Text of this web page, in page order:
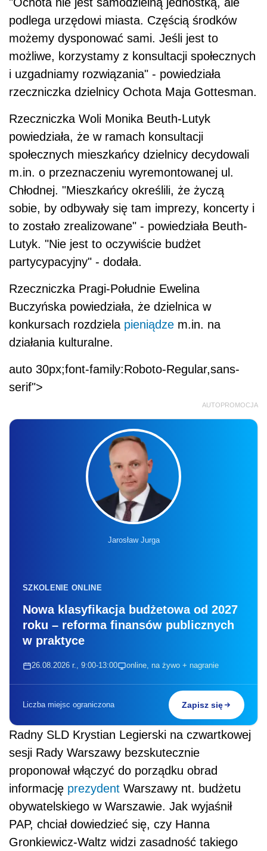
"Ochota nie jest samodzielną jednostką, ale
podlega urzędowi miasta. Częścią środków
możemy dysponować sami. Jeśli jest to
możliwe, korzystamy z konsultacji społecznych
i uzgadniamy rozwiązania" - powiedziała
rzeczniczka dzielnicy Ochota Maja Gottesman.
Rzeczniczka Woli Monika Beuth-Lutyk
powiedziała, że w ramach konsultacji
społecznych mieszkańcy dzielnicy decydowali
m.in. o przeznaczeniu wyremontowanej ul.
Chłodnej. "Mieszkańcy określili, że życzą
sobie, by odbywały się tam imprezy, koncerty i
to zostało zrealizowane" - powiedziała Beuth-
Lutyk. "Nie jest to oczywiście budżet
partycypacyjny" - dodała.
Rzeczniczka Pragi-Południe Ewelina
Buczyńska powiedziała, że dzielnica w
konkursach rozdziela pieniądze m.in. na
działania kulturalne.
auto 30px;font-family:Roboto-Regular,sans-
serif">
AUTOPROMOCJA
Jarosław Jurga
SZKOLENIE ONLINE
Nowa klasyfikacja budżetowa od 2027
roku – reforma finansów publicznych
w praktyce
26.08.2026 r., 9:00-13:00 online, na żywo + nagranie
Liczba miejsc ograniczona Zapisz się
Radny SLD Krystian Legierski na czwartkowej
sesji Rady Warszawy bezskutecznie
proponował włączyć do porządku obrad
informację prezydent Warszawy nt. budżetu
obywatelskiego w Warszawie. Jak wyjaśnił
PAP, chciał dowiedzieć się, czy Hanna
Gronkiewicz-Waltz widzi zasadność takiego